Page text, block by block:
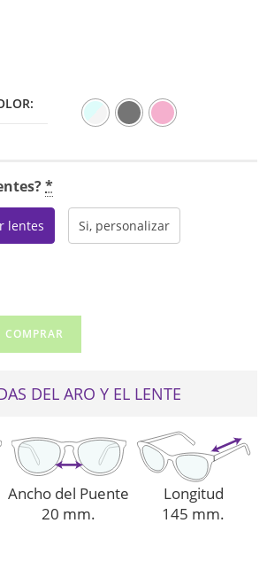
*
lentes Si, personalizar
COMPRAR
DEL ARO Y EL LENTE
Ancho del Puente
20 mm.
Longitud
145 mm.